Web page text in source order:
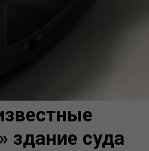
здание суда